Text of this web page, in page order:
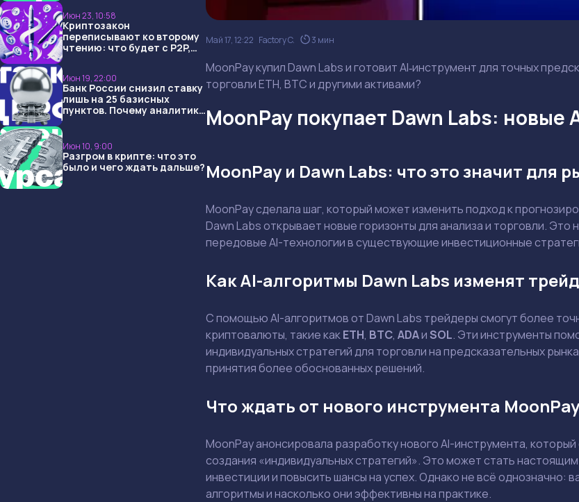
Июн 23, 10:58
Криптозакон
переписывают ко второму
чтению: что будет с P2P,
Июн 19, 22:00
Банк России снизил ставку
лишь на 25 базисных
пунктов. Почему аналитики
Июн 10, 9:00
Разгром в крипте: что это
было и чего ждать дальше?
Май 17, 12:22 Factory C. 3 мин
MoonPay купил Dawn Labs и готовит AI‑инструмент для точных
торговли ETH, BTC и другими активами?
MoonPay покупает Dawn Labs:
MoonPay и Dawn Labs: что это значит для
MoonPay сделала шаг, который может изменить подход к
Dawn Labs открывает новые горизонты для анализа и торговли.
передовые AI-технологии в существующие инвестиционные
Как AI-алгоритмы Dawn Labs изменят
С помощью AI-алгоритмов от Dawn Labs трейдеры смогут более
криптовалюты, такие какETH, BTC, ADAиSOL. Эти инструменты
индивидуальных стратегий для торговли на предсказательных
принятия более обоснованных решений.
Что ждать от нового инструмента MoonPay
MoonPay анонсировала разработку нового AI-инструмента,
создания «индивидуальных стратегий». Это может стать
инвестиции и повысить шансы на успех. Однако не всё однозначно:
алгоритмы и насколько они эффективны на практике.
Задать вопрос эксперту
Выбрать эксперта
Держите меня в курсе: эксклюзивные материалы и новости